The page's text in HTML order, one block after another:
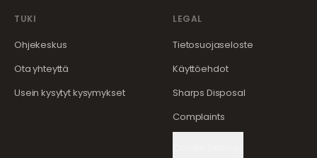
TUKI
Ohjekeskus
Ota yhteyttä
Usein kysytyt kysymykset
LEGAL
Tietosuojaseloste
Käyttöehdot
Sharps Disposal
Complaints